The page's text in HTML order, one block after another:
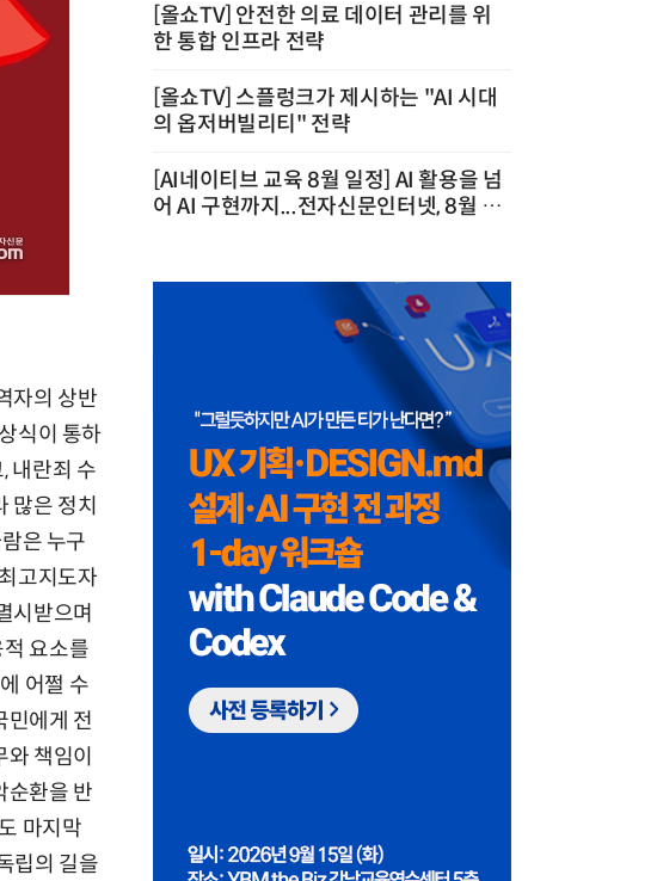
자의 상반
식이 통하
내란죄 수
많은 정치
은 누구
고지도자
시받으며
요소를
어쩔 수
민에게 전
책임이
순환을 반
마지막
립의 길을
[올쇼TV] 안전한 의료 데이터 관리를 위
한 통합 인프라 전략
[올쇼TV] 스플렁크가 제시하는 "AI 시대
의 옵저버빌리티" 전략
[AI네이티브 교육 8월 일정] AI 활용을 넘
어 AI 구현까지...전자신문인터넷, 8월 실